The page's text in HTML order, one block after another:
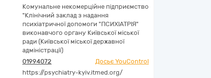
Комунальне некомерційне підприємство
"Клінічний заклад з надання
психіатричної допомоги "ПСИХІАТРІЯ"
виконавчого органу Київської міської
ради (Київської міської державної
адміністрації)
01994072
Досьє YouControl
https://psychiatry-kyiv.itmed.org/